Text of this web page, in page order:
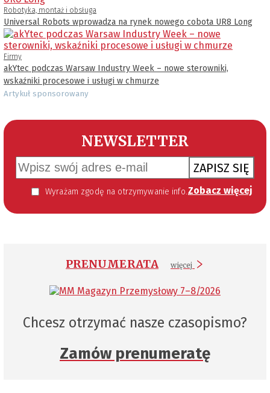
Robotyka, montaż i obsługa
Universal Robots wprowadza na rynek nowego cobota UR8 Long
Firmy
akYtec podczas Warsaw Industry Week – nowe sterowniki,
wskaźniki procesowe i usługi w chmurze
Artykuł sponsorowany
NEWSLETTER
ZAPISZ SIĘ
Wyrażam zgodę na otrzymywanie informacji handlowej kierowanej do mnie za pomocą środków komunikacji elektronicznej w szczególności poczty elektronicznej zgodnie z przepisem art. 10 ust 2 ustawy z dnia 18 lipca 2002 roku o świadczeniu usług drogą elektroniczną (Dz. U. 144 z 2002 r. poz. 1204). Zgoda jest dobrowolna, jednak jej wyrażenie jest konieczne, aby otrzymywać newsletter. Zobacz więcej
PRENUMERATA więcej
Chcesz otrzymać nasze czasopismo?
Zamów prenumeratę